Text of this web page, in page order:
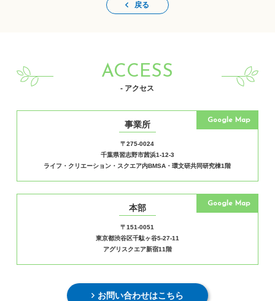
戻る
ACCESS
- アクセス
事業所
〒275-0024
千葉県習志野市茜浜1-12-3
ライフ・クリエーション・スクエア内BMSA・環文研共同研究棟1階
Google Map
本部
〒151-0051
東京都渋谷区千駄ヶ谷5-27-11
アグリスクエア新宿11階
Google Map
お問い合わせはこちら